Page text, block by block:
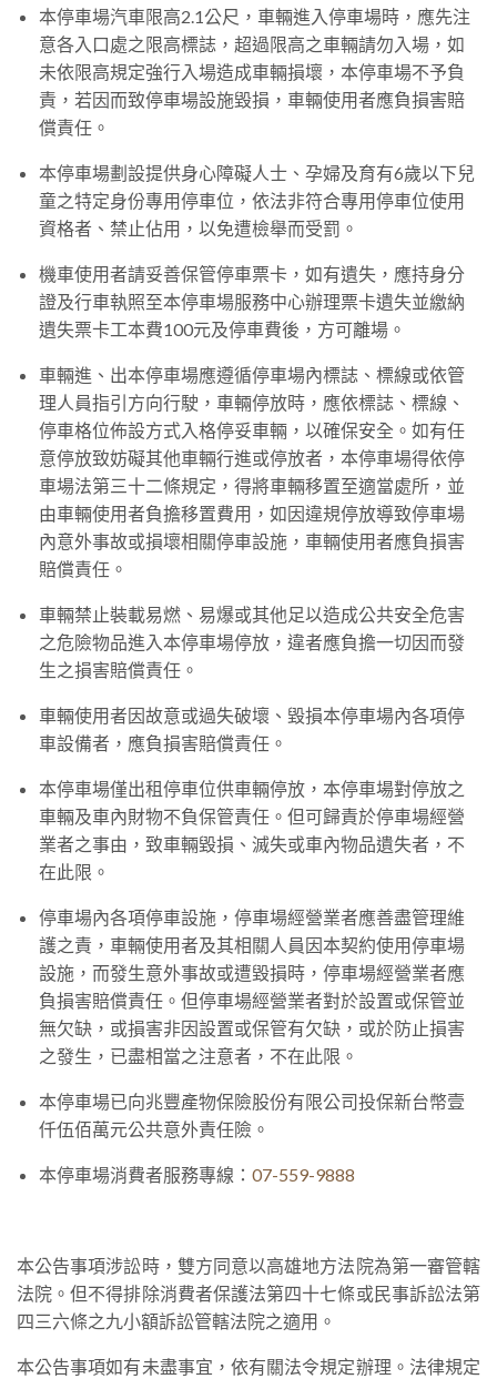
本停車場汽車限高2.1公尺，車輛進入停車場時，應先注
意各入口處之限高標誌，超過限高之車輛請勿入場，如
未依限高規定強行入場造成車輛損壞，本停車場不予負
責，若因而致停車場設施毀損，車輛使用者應負損害賠
償責任。
本停車場劃設提供身心障礙人士、孕婦及育有6歲以下兒
童之特定身份專用停車位，依法非符合專用停車位使用
資格者、禁止佔用，以免遭檢舉而受罰。
機車使用者請妥善保管停車票卡，如有遺失，應持身分
證及行車執照至本停車場服務中心辦理票卡遺失並繳納
遺失票卡工本費100元及停車費後，方可離場。
車輛進、出本停車場應遵循停車場內標誌、標線或依管
理人員指引方向行駛，車輛停放時，應依標誌、標線、
停車格位佈設方式入格停妥車輛，以確保安全。如有任
意停放致妨礙其他車輛行進或停放者，本停車場得依停
車場法第三十二條規定，得將車輛移置至適當處所，並
由車輛使用者負擔移置費用，如因違規停放導致停車場
內意外事故或損壞相關停車設施，車輛使用者應負損害
賠償責任。
車輛禁止裝載易燃、易爆或其他足以造成公共安全危害
之危險物品進入本停車場停放，違者應負擔一切因而發
生之損害賠償責任。
車輛使用者因故意或過失破壞、毀損本停車場內各項停
車設備者，應負損害賠償責任。
本停車場僅出租停車位供車輛停放，本停車場對停放之
車輛及車內財物不負保管責任。但可歸責於停車場經營
業者之事由，致車輛毀損、滅失或車內物品遺失者，不
在此限。
停車場內各項停車設施，停車場經營業者應善盡管理維
護之責，車輛使用者及其相關人員因本契約使用停車場
設施，而發生意外事故或遭毀損時，停車場經營業者應
負損害賠償責任。但停車場經營業者對於設置或保管並
無欠缺，或損害非因設置或保管有欠缺，或於防止損害
之發生，已盡相當之注意者，不在此限。
本停車場已向兆豐產物保險股份有限公司投保新台幣壹
仟伍佰萬元公共意外責任險。
本停車場消費者服務專線： 07-559-9888
本公告事項涉訟時，雙方同意以高雄地方法院為第一審管轄
法院。但不得排除消費者保護法第四十七條或民事訴訟法第
四三六條之九小額訴訟管轄法院之適用。
本公告事項如有未盡事宜，依有關法令規定辦理。法律規定